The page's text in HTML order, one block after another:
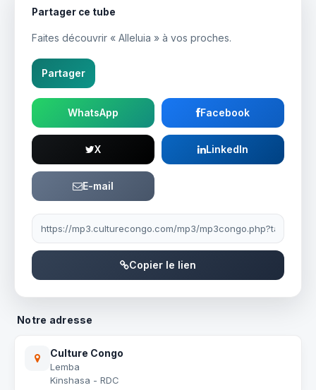
Partager ce tube
Faites découvrir « Alleluia » à vos proches.
Partager
WhatsApp Facebook
X LinkedIn
E-mail
Lien à partager
Copier le lien
Notre adresse
Culture Congo
Lemba
Kinshasa - RDC